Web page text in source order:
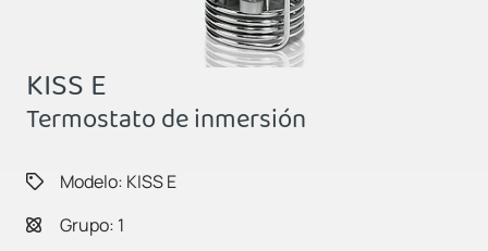
KISS E
Termostato de inmersión
Modelo: KISS E
Grupo: 1